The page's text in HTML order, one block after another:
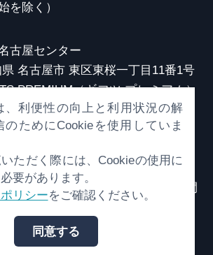
を除く）
古屋センター
名古屋市 東区東桜一丁目11番1号
PREMIUM（ギフツ プレミアム）
21:00
除き年中無休）※観光相談対応時間
県観光連盟 All Rights Reserved.
、利便性の向上と利用状況の解
のためにCookieを使用していま
ただく際には、Cookieの使用に
要があります。
リシーをご確認ください。
同意する